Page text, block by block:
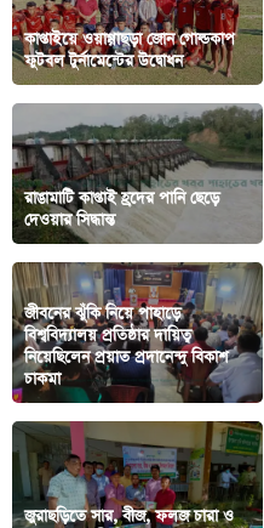
কাপ্তাইয়ে ওয়াগ্গাছড়া জোন গোল্ডকাপ
ফুটবল টুর্নামেন্টের উদ্বোধন
রাঙামাটি কাপ্তাই হ্রদের পানি ছেড়ে
দেওয়ার সিদ্ধান্ত
জীবনের ঝুঁকি নিয়ে পাহাড়ে
বিশ্ববিদ্যালয় প্রতিষ্ঠার দায়িত্ব
নিয়েছিলেন প্রয়াত প্রদানেন্দু বিকাশ
চাকমা
জুরাছড়িতে সার, বীজ, ফলজ চারা ও